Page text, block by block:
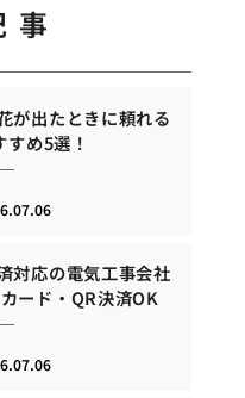
事
が出たときに頼れる
め5選！
対応の電気工事会社
ード・QR決済OK